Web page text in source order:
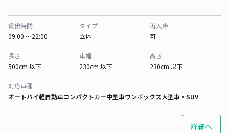
貸出時間
09:00 〜22:00
タイプ
立体
再入庫
可
長さ
500cm 以下
車幅
230cm 以下
高さ
230cm 以下
対応車種
オートバイ軽自動車コンパクトカー中型車ワンボックス大型車・SUV
詳細へ